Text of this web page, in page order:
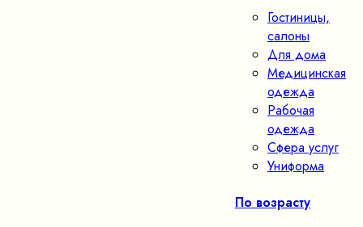
Гостиницы,
салоны
Для дома
Медицинская
одежда
Рабочая
одежда
Сфера услуг
Униформа
По возрасту